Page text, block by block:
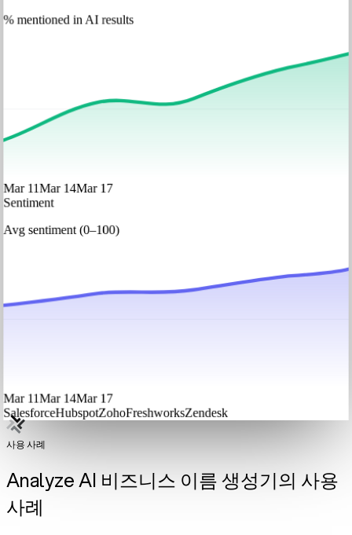
% mentioned in AI results
Mar 11Mar 14Mar 17
Sentiment
Avg sentiment (0–100)
Mar 11Mar 14Mar 17
SalesforceHubspotZohoFreshworksZendesk
사용 사례
Analyze AI 비즈니스 이름 생성기의 사용
사례